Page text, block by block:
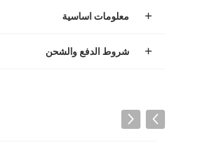
معلومات اساسية
شروط الدفع والشحن